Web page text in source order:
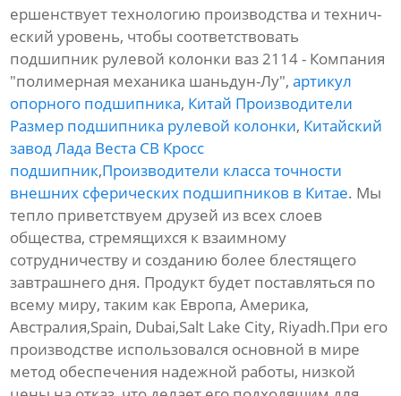
ершенствует технологию производства и технич-
еский уровень, чтобы соответствовать
подшипник рулевой колонки ваз 2114 - Компания
"полимерная механика шаньдун-Лу",артикул
опорного подшипника, Китай Производители
Размер подшипника рулевой колонки, Китайский
завод Лада Веста СВ Кросс
подшипник,Производители класса точности
внешних сферических подшипников в Китае. Мы
тепло приветствуем друзей из всех слоев
общества, стремящихся к взаимному
сотрудничеству и созданию более блестящего
завтрашнего дня. Продукт будет поставляться по
всему миру, таким как Европа, Америка,
Австралия,Spain, Dubai,Salt Lake City, Riyadh.При его
производстве использовался основной в мире
метод обеспечения надежной работы, низкой